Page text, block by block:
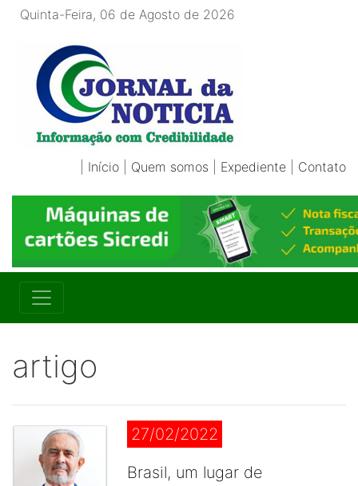
Quinta-Feira, 06 de Agosto de 2026
Início Quem somos Expediente Contato
artigo
27/02/2022
Brasil, um lugar de